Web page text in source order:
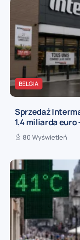
BELGIA
Sprzedaż
1,4 miliarda
80 Wyświetleń